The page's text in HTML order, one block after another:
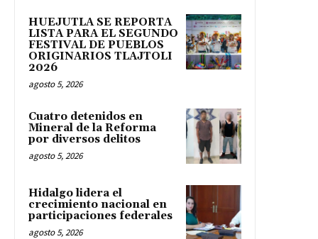
HUEJUTLA SE REPORTA
LISTA PARA EL SEGUNDO
FESTIVAL DE PUEBLOS
ORIGINARIOS TLAJTOLI
2026
agosto 5, 2026
Cuatro detenidos en
Mineral de la Reforma
por diversos delitos
agosto 5, 2026
Hidalgo lidera el
crecimiento nacional en
participaciones federales
agosto 5, 2026